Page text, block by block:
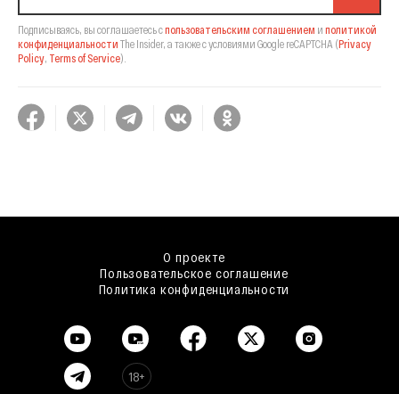
Подписываясь, вы соглашаетесь спользовательским соглашением и политикой
конфиденциальности The Insider, а также с условиями Google reCAPTCHA (Privacy
Policy, Terms of Service).
О проекте
Пользовательское соглашение
Политика конфиденциальности
18+